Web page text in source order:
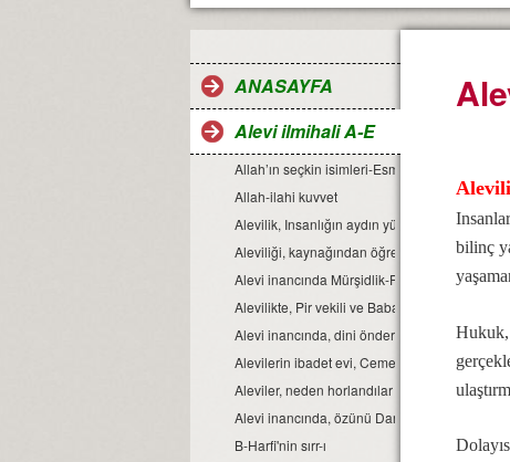
ANASAYFA
Alevi ilmihali A-E
Allah’ın seçkin isimleri-Esma-ül Hüsna
Allah-ilahi kuvvet
Alevilik, Insanlığın aydın yüzüdür
Aleviliği, kaynağından öğrenelim.
Alevi inancında Mürşidlik-Pirlik ikrarı
Alevilikte, Pir vekili ve Babağanlık konumu…
Alevi inancında, dini önder Seyyidlerdir.
Alevilerin ibadet evi, Cemevidir...
Aleviler, neden horlandılar ve horgörüldüler?
Alevi inancında, özünü Dar’a çekmek ve Dar
B-Harfi'nin sırr-ı
bilinç
Hukuk,